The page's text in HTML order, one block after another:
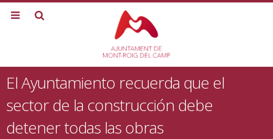
El Ayuntamiento recuerda que el
sector de la construcción debe
detener todas las obras